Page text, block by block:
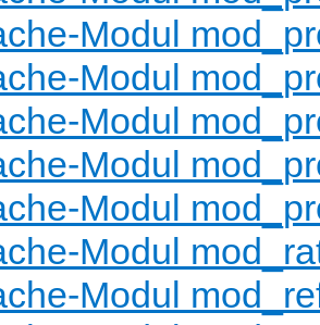
Modul
Modul
Modul
Modul
Modul
Modul
Modul